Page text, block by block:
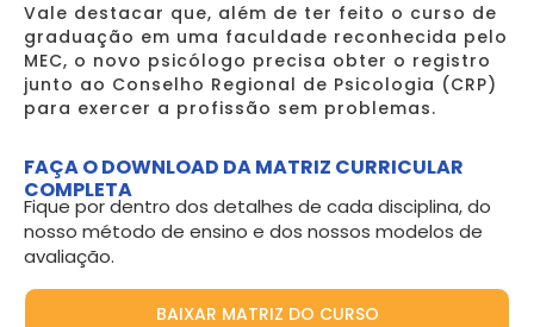
Vale destacar que, além de ter feito o curso de
graduação em uma faculdade reconhecida pelo
MEC, o novo psicólogo precisa obter o registro
junto ao Conselho Regional de Psicologia (CRP)
para exercer a profissão sem problemas.
FAÇA O DOWNLOAD DA MATRIZ CURRICULAR
COMPLETA
Fique por dentro dos detalhes de cada disciplina, do
nosso método de ensino e dos nossos modelos de
avaliação.
BAIXAR MATRIZ DO CURSO